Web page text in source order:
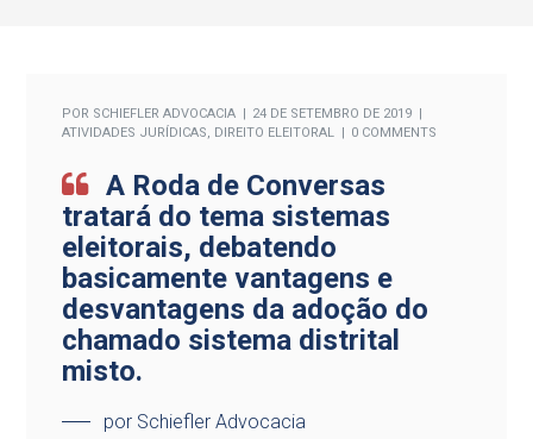
POR SCHIEFLER ADVOCACIA
24 DE SETEMBRO DE 2019
ATIVIDADES JURÍDICAS, DIREITO ELEITORAL 0 COMMENTS
A Roda de Conversas
tratará do tema sistemas
eleitorais, debatendo
basicamente vantagens e
desvantagens da adoção do
chamado sistema distrital
misto.
por Schiefler Advocacia